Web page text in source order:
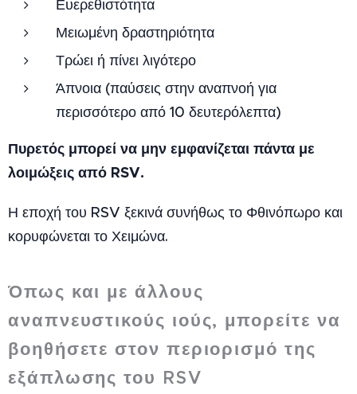
Ευερεθιστότητα
Μειωμένη δραστηριότητα
Τρώει ή πίνει λιγότερο
Άπνοια (παύσεις στην αναπνοή για
περισσότερο από 10 δευτερόλεπτα)
Πυρετός μπορεί να μην εμφανίζεται πάντα με
λοιμώξεις από RSV.
Η εποχή του RSV ξεκινά συνήθως το Φθινόπωρο και
κορυφώνεται το Χειμώνα.
Όπως και με άλλους
αναπνευστικούς ιούς, μπορείτε να
βοηθήσετε στον περιορισμό της
εξάπλωσης του RSV